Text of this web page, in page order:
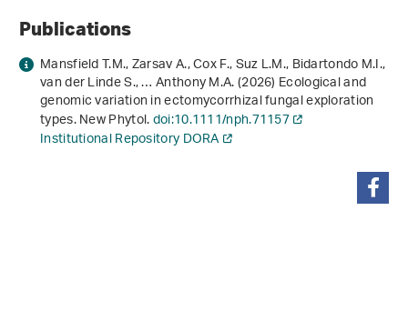
Publications
Mansfield T.M., Zarsav A., Cox F., Suz L.M., Bidartondo M.I.,
van der Linde S., … Anthony M.A. (2026) Ecological and
genomic variation in ectomycorrhizal fungal exploration
types. New Phytol.doi:10.1111/nph.71157
Institutional Repository DORA